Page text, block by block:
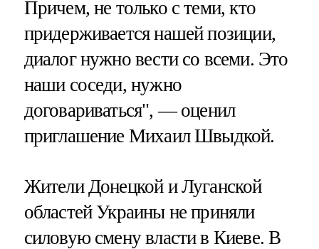
Причем, не только с теми, кто
придерживается нашей позиции,
диалог нужно вести со всеми. Это
наши соседи, нужно
договариваться", — оценил
приглашение Михаил Швыдкой.
Жители Донецкой и Луганской
областей Украины не приняли
силовую смену власти в Киеве. В